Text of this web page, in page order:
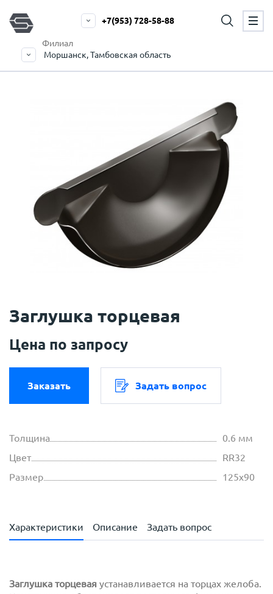
Филиал
Моршанск, Тамбовская область
+7(953) 728-58-88
Заглушка торцевая
Цена по запросу
Заказать Задать вопрос
Толщина
0.6 мм
Цвет
RR32
Размер
125х90
Характеристики Описание Задать вопрос
Заглушка торцевая устанавливается на торцах желоба.